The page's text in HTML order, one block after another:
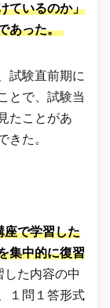
ているのか」
あった。
試験直前期に
とで、試験当
たことがあ
きた。
座で学習した
集中的に復習
した内容の中
１問１答形式